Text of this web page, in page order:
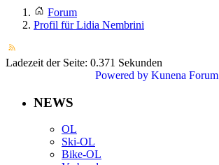
Forum
Profil für Lidia Nembrini
Ladezeit der Seite: 0.371 Sekunden
Powered by Kunena Forum
NEWS
OL
Ski-OL
Bike-OL